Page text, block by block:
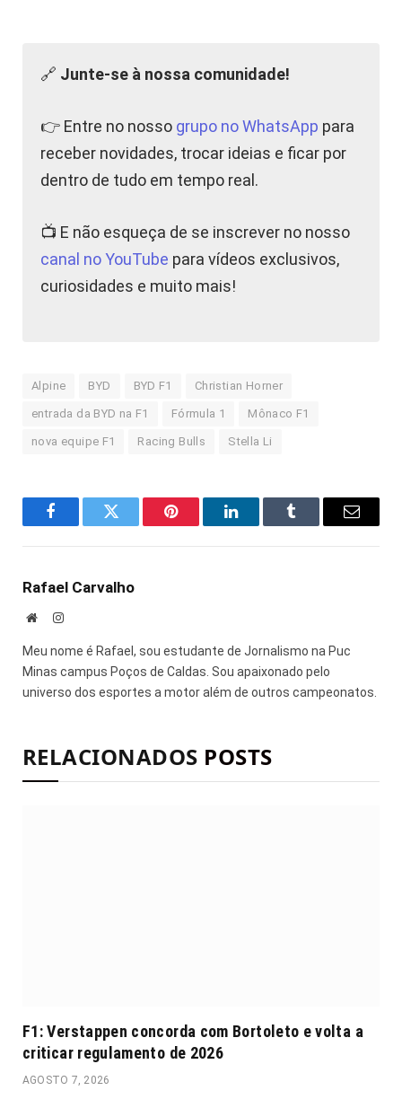
🔗 Junte-se à nossa comunidade!
👉 Entre no nosso grupo no WhatsApp para
receber novidades, trocar ideias e ficar por
dentro de tudo em tempo real.
📺 E não esqueça de se inscrever no nosso
canal no YouTube para vídeos exclusivos,
curiosidades e muito mais!
Alpine BYD BYD F1 Christian Horner
entrada da BYD na F1 Fórmula 1 Mônaco F1
nova equipe F1 Racing Bulls Stella Li
FacebookTwitter Pinterest LinkedInTumblr
E-
Rafael Carvalho
Site Instagram
Meu nome é Rafael, sou estudante de Jornalismo na Puc
Minas campus Poços de Caldas. Sou apaixonado pelo
universo dos esportes a motor além de outros campeonatos.
RELACIONADOS POSTS
F1: Verstappen concorda com Bortoleto e volta a
criticar regulamento de 2026
AGOSTO 7, 2026